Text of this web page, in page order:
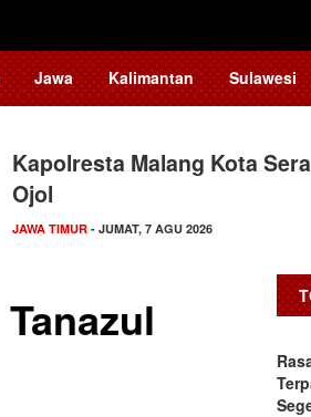
Jawa Kalimantan Sulawesi
Kapolresta Malang Kota
Ojol
JAWA TIMUR - JUMAT, 7 AGU 2026